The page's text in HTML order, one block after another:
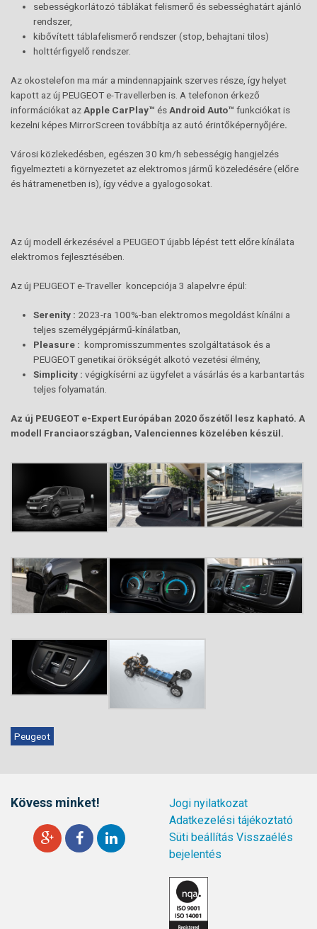
sebességkorlátozó táblákat felismerő és sebességhatárt ajánló
rendszer,
kibővített táblafelismerő rendszer (stop, behajtani tilos)
holttérfigyelő rendszer.
Az okostelefon ma már a mindennapjaink szerves része, így helyet
kapott az új PEUGEOT e-Travellerben is. A telefonon érkező
információkat az Apple CarPlay™ és Android Auto™ funkciókat is
kezelni képes MirrorScreen továbbítja az autó érintőképernyőjére.
Városi közlekedésben, egészen 30 km/h sebességig hangjelzés
figyelmezteti a környezetet az elektromos jármű közeledésére (előre
és hátramenetben is), így védve a gyalogosokat.
Az új modell érkezésével a PEUGEOT újabb lépést tett előre kínálata
elektromos fejlesztésében.
Az új PEUGEOT e-Traveller koncepciója 3 alapelvre épül:
Serenity : 2023-ra 100%-ban elektromos megoldást kínálni a
teljes személygépjármű-kínálatban,
Pleasure : kompromisszummentes szolgáltatások és a
PEUGEOT genetikai örökségét alkotó vezetési élmény,
Simplicity : végigkísérni az ügyfelet a vásárlás és a karbantartás
teljes folyamatán.
Az új PEUGEOT e-Expert Európában 2020 őszétől lesz kapható. A
modell Franciaországban, Valenciennes közelében készül.
Peugeot
Kövess minket!
Jogi nyilatkozat
Adatkezelési tájékoztató
Süti beállítás Visszaélés
bejelentés